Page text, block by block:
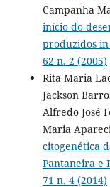
Campanha
início do
produzidos
62 n. 2 (2005)
Rita Maria
Jackson
Alfredo José
Maria
citogenética
Pantaneira e
71 n. 4 (2014)